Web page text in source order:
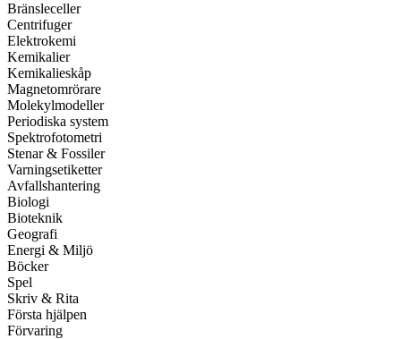
Bränsleceller
Centrifuger
Elektrokemi
Kemikalier
Kemikalieskåp
Magnetomrörare
Molekylmodeller
Periodiska system
Spektrofotometri
Stenar & Fossiler
Varningsetiketter
Avfallshantering
Biologi
Bioteknik
Geografi
Energi & Miljö
Böcker
Spel
Skriv & Rita
Första hjälpen
Förvaring